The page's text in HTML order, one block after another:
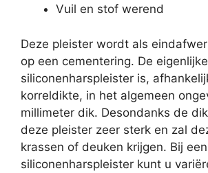
Vuil en stof werend
Deze pleister wordt als
op een cementering. De
siliconenharspleister is,
korreldikte, in het algemeen
millimeter dik. Desondanks de
deze pleister zeer sterk en zal
krassen of deuken krijgen. Bij een
siliconenharspleister kunt u